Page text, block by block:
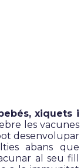
xiquets i
les vacunes
desenvolupar
abans que
al seu fill